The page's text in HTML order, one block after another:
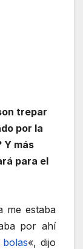
trepar
por la
Y más
para el
me estaba
por ahí
«, dijo